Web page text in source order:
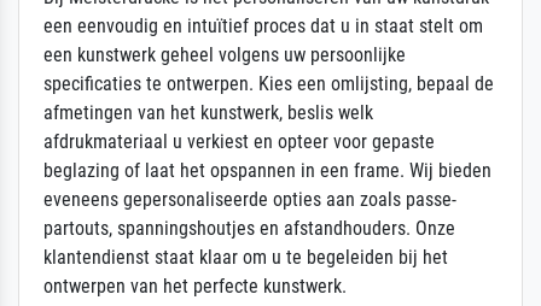
een eenvoudig en intuïtief proces dat u in staat stelt om
een kunstwerk geheel volgens uw persoonlijke
specificaties te ontwerpen. Kies een omlijsting, bepaal de
afmetingen van het kunstwerk, beslis welk
afdrukmateriaal u verkiest en opteer voor gepaste
beglazing of laat het opspannen in een frame. Wij bieden
eveneens gepersonaliseerde opties aan zoals passe-
partouts, spanningshoutjes en afstandhouders. Onze
klantendienst staat klaar om u te begeleiden bij het
ontwerpen van het perfecte kunstwerk.